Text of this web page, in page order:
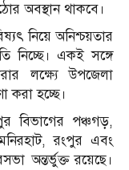
অবস্থান থাকবে।
নিয়ে অনিশ্চয়তার
নিচ্ছে। একই সঙ্গে
লক্ষ্যে উপজেলা
করা হচ্ছে।
বিভাগের পঞ্চগড়,
রংপুর এবং
অন্তর্ভুক্ত রয়েছে।